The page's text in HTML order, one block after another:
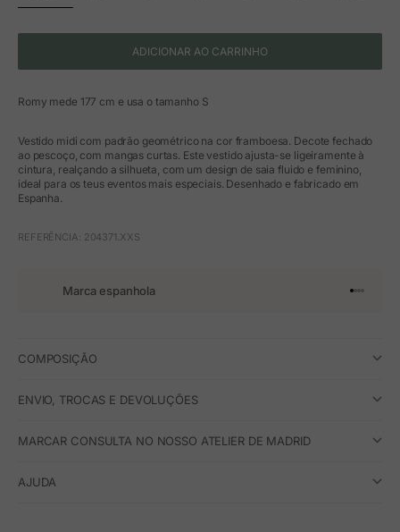
ADICIONAR AO CARRINHO
Romy mede 177 cm e usa o tamanho S
Vestido midi com padrão geométrico na cor framboesa. Decote fechado
ao pescoço, com mangas curtas. Este vestido ajusta-se ligeiramente à
cintura, realçando a silhueta, com um design de saia fluido e feminino,
ideal para os teus eventos mais especiais. Desenhado e fabricado em
Espanha.
REFERÊNCIA: 204371.XXS
Marca espanhola Ir para o
Ir para
Ir para
Ir para
COMPOSIÇÃO
ENVIO, TROCAS E DEVOLUÇÕES
MARCAR CONSULTA NO NOSSO ATELIER DE MADRID
AJUDA